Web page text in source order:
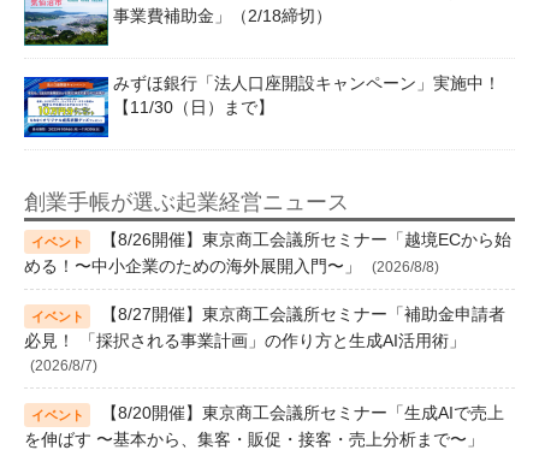
事業費補助金」（2/18締切）
みずほ銀行「法人口座開設キャンペーン」実施中！
【11/30（日）まで】
創業手帳が選ぶ起業経営ニュース
【8/26開催】東京商工会議所セミナー「越境ECから始
める！〜中小企業のための海外展開入門〜」
(2026/8/8)
【8/27開催】東京商工会議所セミナー「補助金申請者
必見！ 「採択される事業計画」の作り方と生成AI活用術」
(2026/8/7)
【8/20開催】東京商工会議所セミナー「生成AIで売上
を伸ばす 〜基本から、集客・販促・接客・売上分析まで〜」